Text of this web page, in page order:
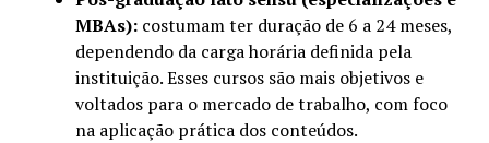
MBAs):costumam ter duração de 6 a 24 meses,
dependendo da carga horária definida pela
instituição. Esses cursos são mais objetivos e
voltados para o mercado de trabalho, com foco
na aplicação prática dos conteúdos.